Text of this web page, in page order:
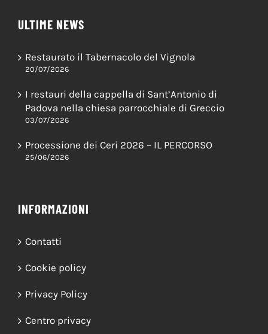
ULTIME NEWS
Restaurato il Tabernacolo del Vignola
20/07/2026
I restauri della cappella di Sant’Antonio di
Padova nella chiesa parrocchiale di Greccio
03/07/2026
Processione dei Ceri 2026 – IL PERCORSO
25/06/2026
INFORMAZIONI
Contatti
Cookie policy
Privacy Policy
Centro privacy